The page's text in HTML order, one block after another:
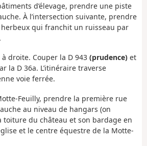
d’élevage, prendre une piste
À l’intersection suivante, prendre
qui franchit un ruisseau par
droite. Couper la D 943 (prudence) et
la D 36a. L’itinéraire traverse
voie ferrée.
Feuilly, prendre la première rue
au niveau de hangars (on
toiture du château et son bardage en
et le centre équestre de la Motte-